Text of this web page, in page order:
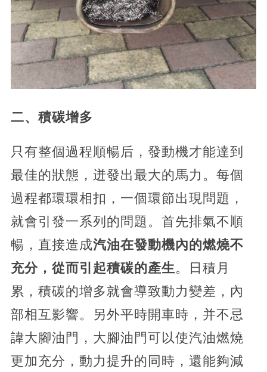
二、積碳增多
只有整個過程順暢后，發動機才能達到
最佳的狀態，迸發出最大的馬力。每個
過程都環環相扣，一個環節出現問題，
就會引發一系列的問題。首先排氣不順
暢，直接造成汽油在發動機內的燃燒不
充分，從而引起積碳的產生。日積月
累，積碳的增多就會導致動力變差，內
部相互影響。另外平時開車時，并不忌
諱大腳油門，大腳油門可以使汽油燃燒
更加充分，動力提升的同時，還能夠減